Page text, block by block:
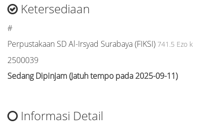
Ketersediaan
#
Perpustakaan SD Al-Irsyad Surabaya (FIKSI) 741.5 Ezo k
2500039
Sedang Dipinjam (Jatuh tempo pada 2025-09-11)
Informasi Detail